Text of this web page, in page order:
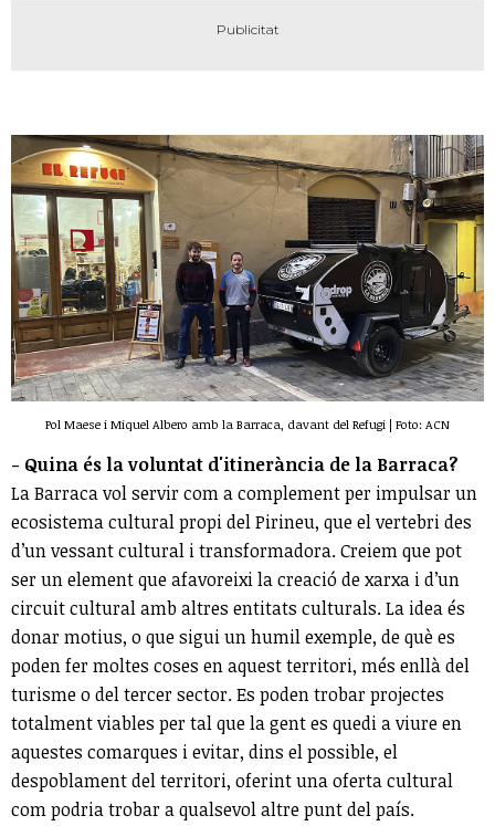
Pol Maese i Miquel Albero amb la Barraca, davant del Refugi | Foto: ACN
- Quina és la voluntat d'itinerància de la Barraca?
La Barraca vol servir com a complement per impulsar un
ecosistema cultural propi del Pirineu, que el vertebri des
d’un vessant cultural i transformadora. Creiem que pot
ser un element que afavoreixi la creació de xarxa i d’un
circuit cultural amb altres entitats culturals. La idea és
donar motius, o que sigui un humil exemple, de què es
poden fer moltes coses en aquest territori, més enllà del
turisme o del tercer sector. Es poden trobar projectes
totalment viables per tal que la gent es quedi a viure en
aquestes comarques i evitar, dins el possible, el
despoblament del territori, oferint una oferta cultural
com podria trobar a qualsevol altre punt del país.